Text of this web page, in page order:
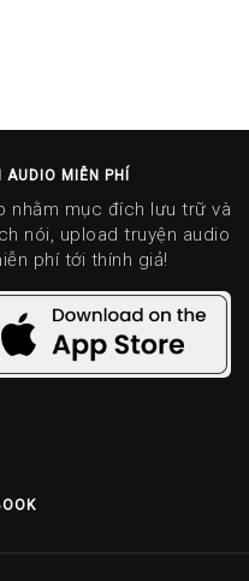
MIỄN PHÍ
nhằm mục đích lưu trữ và
nói, upload truyện audio
phí tới thính giả!